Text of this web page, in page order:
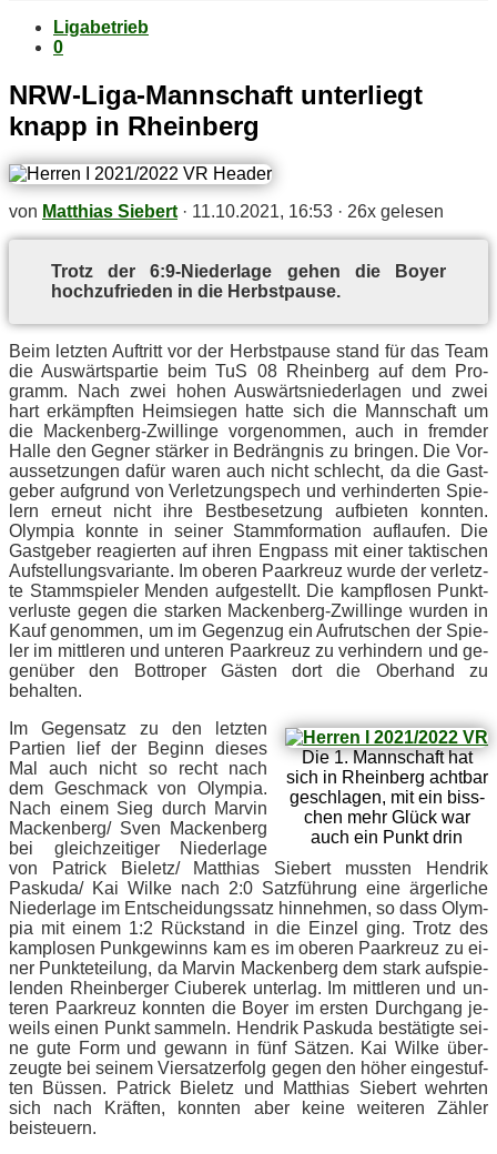
Ligabetrieb
0
NRW-Liga-Mann­schaft un­ter­liegt
knapp in Rheinberg
von Matthias Siebert · 11.10.2021, 16:53 · 26x gelesen
Trotz der 6:9‑Niederlage ge­hen die Boy­er
hoch­zu­frie­den in die Herbstpause.
Beim letz­ten Auf­tritt vor der Herbst­pau­se stand für das Team
die Aus­wärts­par­tie beim TuS 08 Rhein­berg auf dem Pro­
gramm. Nach zwei ho­hen Aus­wärts­nie­der­la­gen und zwei
hart er­kämpf­ten Heim­sie­gen hat­te sich die Mann­schaft um
die Ma­cken­berg-Zwil­lin­ge vor­ge­nom­men, auch in frem­der
Hal­le den Geg­ner stär­ker in Be­dräng­nis zu brin­gen. Die Vor­
aus­set­zun­gen da­für wa­ren auch nicht schlecht, da die Gast­
ge­ber auf­grund von Ver­let­zungs­pech und ver­hin­der­ten Spie­
lern er­neut nicht ihre Best­be­set­zung auf­bie­ten konn­ten.
Olym­pia konn­te in sei­ner Stamm­for­ma­ti­on auf­lau­fen. Die
Gast­ge­ber re­agier­ten auf ih­ren Eng­pass mit ei­ner tak­ti­schen
Auf­stel­lungs­va­ri­an­te. Im obe­ren Paar­kreuz wur­de der ver­letz­
te Stamm­spie­ler Men­den auf­ge­stellt. Die kampf­lo­sen Punkt­
ver­lus­te ge­gen die star­ken Ma­cken­berg-Zwil­lin­ge wur­den in
Kauf ge­nom­men, um im Ge­gen­zug ein Auf­rut­schen der Spie­
ler im mitt­le­ren und un­te­ren Paar­kreuz zu ver­hin­dern und ge­
gen­über den Bot­tro­per Gäs­ten dort die Ober­hand zu
behalten.
Die 1. Mann­schaft hat
sich in Rhein­berg acht­bar
ge­schla­gen, mit ein biss­
chen mehr Glück war
auch ein Punkt drin
Im Ge­gen­satz zu den letz­ten
Par­tien lief der Be­ginn die­ses
Mal auch nicht so recht nach
dem Ge­schmack von Olym­pia.
Nach ei­nem Sieg durch Mar­vin
Mackenberg/​ Sven Ma­cken­berg
bei gleich­zei­ti­ger Nie­der­la­ge
von Pa­trick Bieletz/​ Mat­thi­as Sie­bert muss­ten Hen­drik
Paskuda/​ Kai Wil­ke nach 2:0 Satz­füh­rung eine är­ger­li­che
Nie­der­la­ge im Ent­schei­dungs­satz hin­neh­men, so dass Olym­
pia mit ei­nem 1:2 Rück­stand in die Ein­zel ging. Trotz des
kam­p­lo­sen Punk­ge­winns kam es im obe­ren Paar­kreuz zu ei­
ner Punk­te­tei­lung, da Mar­vin Ma­cken­berg dem stark auf­spie­
len­den Rhein­ber­ger Ciube­rek un­ter­lag. Im mitt­le­ren und un­
te­ren Paar­kreuz konn­ten die Boy­er im ers­ten Durch­gang je­
weils ei­nen Punkt sam­meln. Hen­drik Pas­ku­da be­stä­tig­te sei­
ne gute Form und ge­wann in fünf Sät­zen. Kai Wil­ke über­
zeug­te bei sei­nem Vier­satz­er­folg ge­gen den hö­her ein­ge­stuf­
ten Büs­sen. Pa­trick Bie­letz und Mat­thi­as Sie­bert wehr­ten
sich nach Kräf­ten, konn­ten aber kei­ne wei­te­ren Zäh­ler
beisteuern.